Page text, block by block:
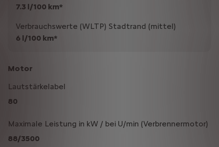
7.3 l/100 km*
Verbrauchswerte (WLTP) Stadtrand (mittel)
6 l/100 km*
Motor
Lautstärkelabel
80
Maximale Leistung in kW / bei U/min (Verbrennermotor)
88/3500